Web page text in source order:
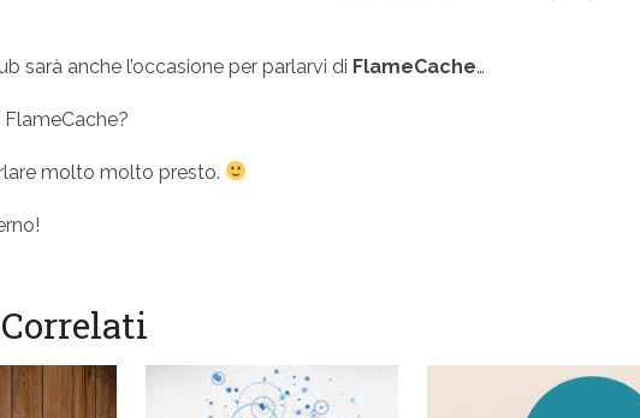
sarà anche l’occasione per parlarvi di FlameCache…
molto molto presto.